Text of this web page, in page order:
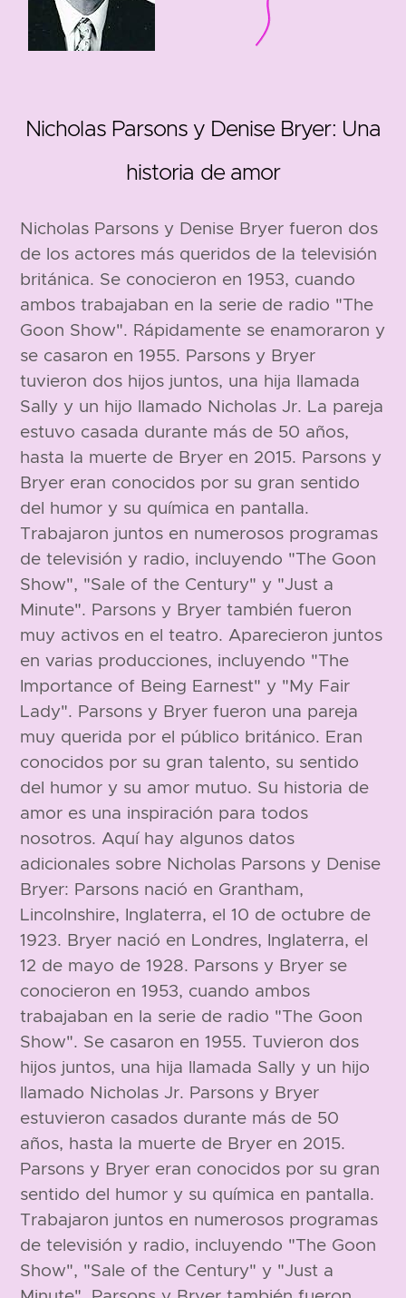
Nicholas Parsons y Denise Bryer: Una
historia de amor
Nicholas Parsons y Denise Bryer fueron dos
de los actores más queridos de la televisión
británica. Se conocieron en 1953, cuando
ambos trabajaban en la serie de radio "The
Goon Show". Rápidamente se enamoraron y
se casaron en 1955. Parsons y Bryer
tuvieron dos hijos juntos, una hija llamada
Sally y un hijo llamado Nicholas Jr. La pareja
estuvo casada durante más de 50 años,
hasta la muerte de Bryer en 2015. Parsons y
Bryer eran conocidos por su gran sentido
del humor y su química en pantalla.
Trabajaron juntos en numerosos programas
de televisión y radio, incluyendo "The Goon
Show", "Sale of the Century" y "Just a
Minute". Parsons y Bryer también fueron
muy activos en el teatro. Aparecieron juntos
en varias producciones, incluyendo "The
Importance of Being Earnest" y "My Fair
Lady". Parsons y Bryer fueron una pareja
muy querida por el público británico. Eran
conocidos por su gran talento, su sentido
del humor y su amor mutuo. Su historia de
amor es una inspiración para todos
nosotros. Aquí hay algunos datos
adicionales sobre Nicholas Parsons y Denise
Bryer: Parsons nació en Grantham,
Lincolnshire, Inglaterra, el 10 de octubre de
1923. Bryer nació en Londres, Inglaterra, el
12 de mayo de 1928. Parsons y Bryer se
conocieron en 1953, cuando ambos
trabajaban en la serie de radio "The Goon
Show". Se casaron en 1955. Tuvieron dos
hijos juntos, una hija llamada Sally y un hijo
llamado Nicholas Jr. Parsons y Bryer
estuvieron casados durante más de 50
años, hasta la muerte de Bryer en 2015.
Parsons y Bryer eran conocidos por su gran
sentido del humor y su química en pantalla.
Trabajaron juntos en numerosos programas
de televisión y radio, incluyendo "The Goon
Show", "Sale of the Century" y "Just a